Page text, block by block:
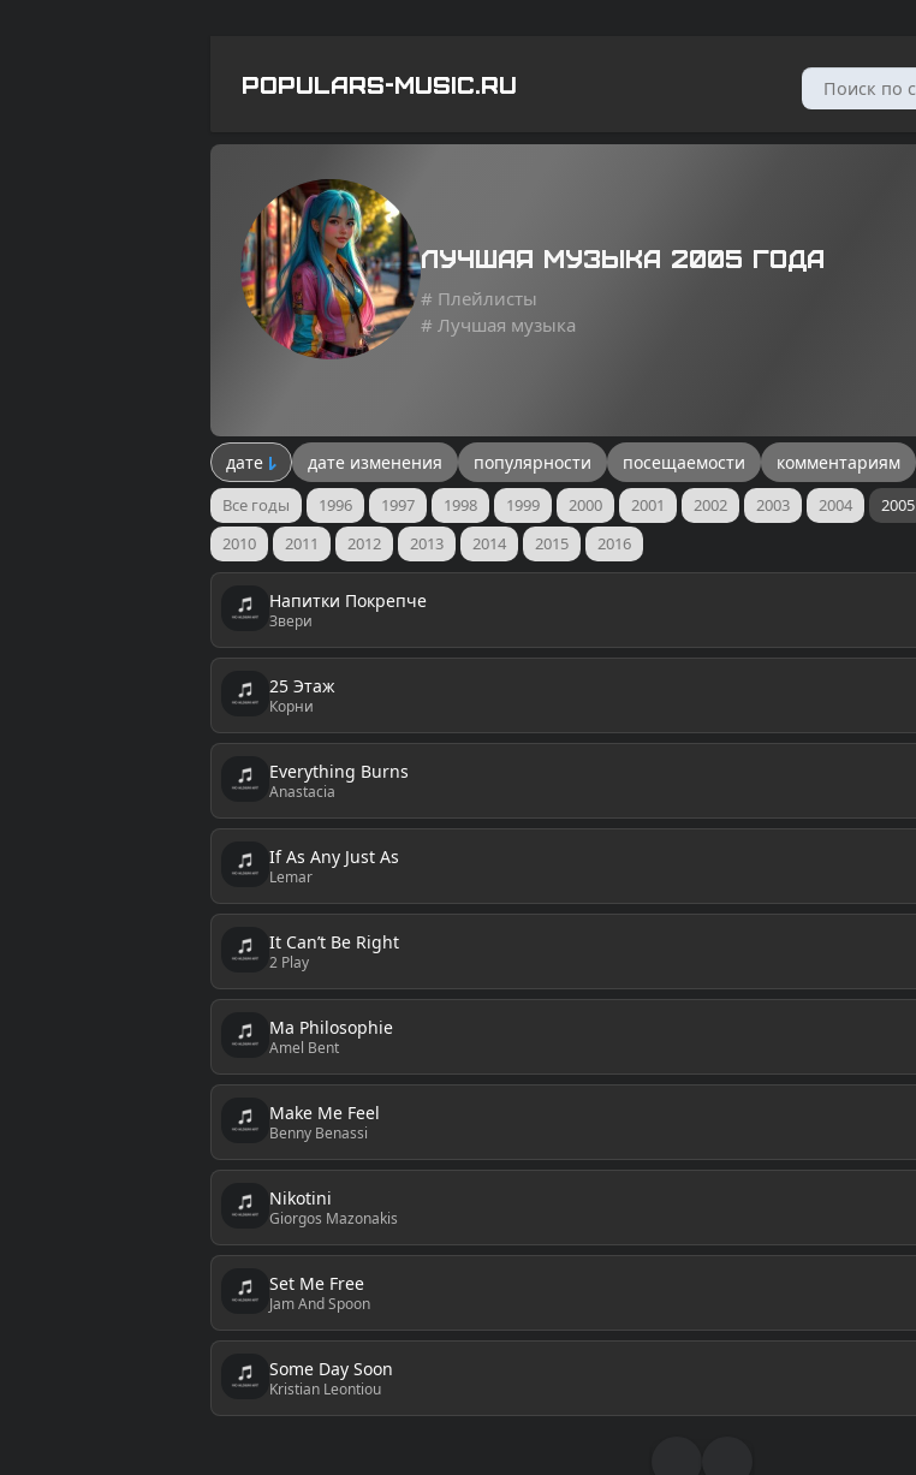
POPULARS-MUSIC.RU
Лучшая музыка 2005 года
# Плейлисты
# Лучшая музыка
дате дате изменения популярности посещаемости комментариям
Все годы 1996 1997 1998 1999 2000 2001 2002 2003 2004 2005
2010
2011 2012 2013 2014 2015 2016
Напитки Покрепче
Звери
25 Этаж
Корни
Everything Burns
Anastacia
If As Any Just As
Lemar
It Can’t Be Right
2 Play
Ma Philosophie
Amel Bent
Make Me Feel
Benny Benassi
Nikotini
Giorgos Mazonakis
Set Me Free
Jam And Spoon
Some Day Soon
Kristian Leontiou